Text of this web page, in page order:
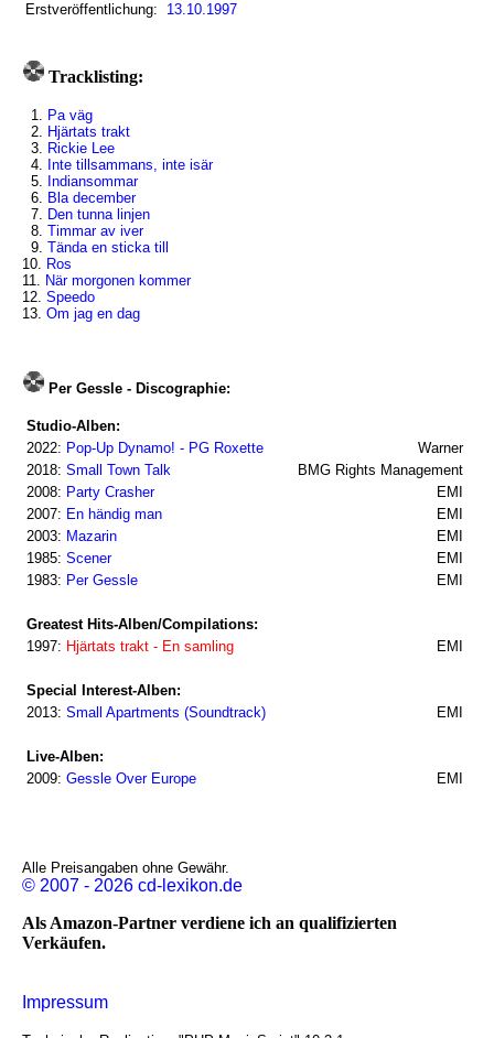
Erstveröffentlichung:
13.10.1997
Tracklisting:
1. Pa väg
2. Hjärtats trakt
3. Rickie Lee
4. Inte tillsammans, inte isär
5. Indiansommar
6. Bla december
7. Den tunna linjen
8. Timmar av iver
9. Tända en sticka till
10. Ros
11. När morgonen kommer
12. Speedo
13. Om jag en dag
Per Gessle - Discographie:
Studio-Alben:
2022: Pop-Up Dynamo! - PG Roxette
Warner
2018: Small Town Talk
BMG Rights Management
2008: Party Crasher
EMI
2007: En händig man
EMI
2003: Mazarin
EMI
1985: Scener
EMI
1983: Per Gessle EMI
Greatest Hits-Alben/Compilations:
1997: Hjärtats trakt - En samling EMI
Special Interest-Alben:
2013: Small Apartments (Soundtrack) EMI
Live-Alben:
2009: Gessle Over Europe EMI
Alle Preisangaben ohne Gewähr.
© 2007 - 2026 cd-lexikon.de
Als Amazon-Partner verdiene ich an qualifizierten
Verkäufen.
Impressum